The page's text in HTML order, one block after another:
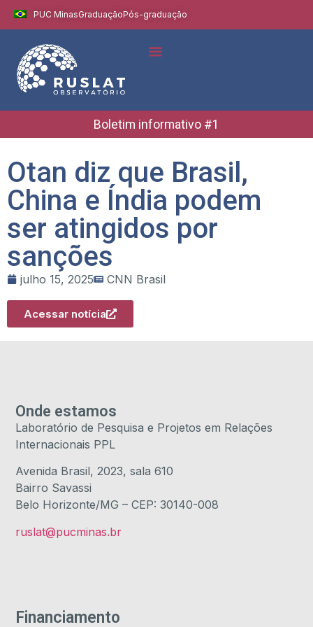
PUC MinasGraduaçãoPós-graduação
Boletim informativo #1
Otan diz que Brasil,
China e Índia podem
ser atingidos por
sanções
julho 15, 2025 CNN Brasil
Acessar notícia
Financiamento
Onde estamos
Laboratório de Pesquisa e Projetos em Relações
Internacionais PPL
Avenida Brasil, 2023, sala 610
Bairro Savassi
Belo Horizonte/MG – CEP: 30140-008
ruslat@pucminas.br